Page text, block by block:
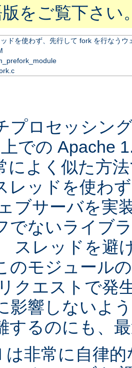
をご覧下さい
ドを使わず、先行して fork を行なうウ
プロセッシン
での Apache
によく似た方
レッドを使わ
ブサーバを実
でないライブ
スレッドを避
のモジュール
クエストで発
影響しないよ
するのにも、
は非常に自律